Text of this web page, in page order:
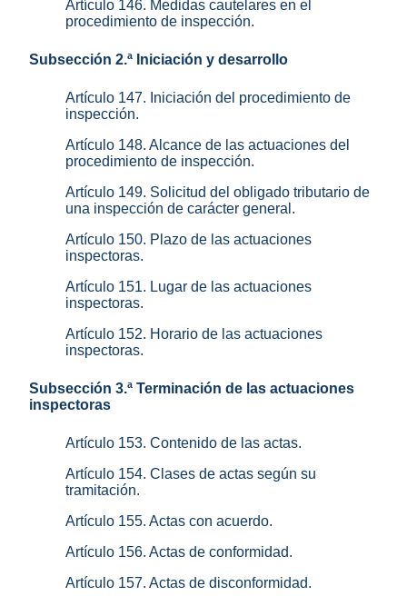
Artículo 146. Medidas cautelares en el
procedimiento de inspección.
Subsección 2.ª Iniciación y desarrollo
Artículo 147. Iniciación del procedimiento de
inspección.
Artículo 148. Alcance de las actuaciones del
procedimiento de inspección.
Artículo 149. Solicitud del obligado tributario de
una inspección de carácter general.
Artículo 150. Plazo de las actuaciones
inspectoras.
Artículo 151. Lugar de las actuaciones
inspectoras.
Artículo 152. Horario de las actuaciones
inspectoras.
Subsección 3.ª Terminación de las actuaciones
inspectoras
Artículo 153. Contenido de las actas.
Artículo 154. Clases de actas según su
tramitación.
Artículo 155. Actas con acuerdo.
Artículo 156. Actas de conformidad.
Artículo 157. Actas de disconformidad.